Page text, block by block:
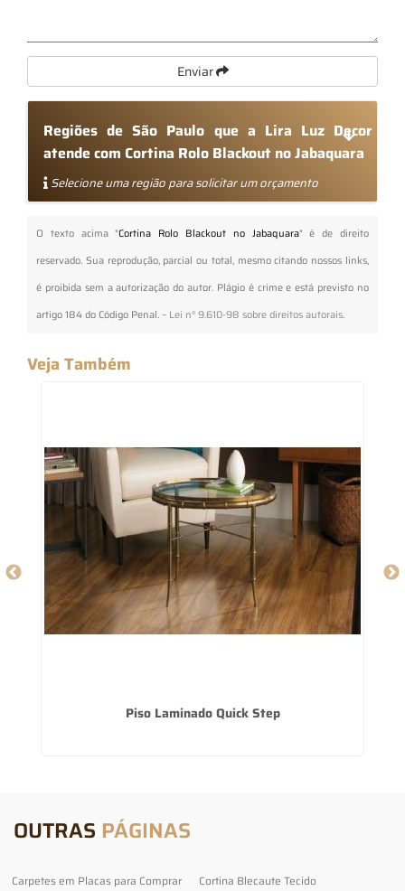
Enviar
Regiões de São Paulo que a Lira Luz Decor
atende com Cortina Rolo Blackout no Jabaquara
Selecione uma região para solicitar um orçamento
O texto acima "Cortina Rolo Blackout no Jabaquara" é de direito
reservado. Sua reprodução, parcial ou total, mesmo citando nossos links,
é proibida sem a autorização do autor. Plágio é crime e está previsto no
artigo 184 do Código Penal. – Lei n° 9.610-98 sobre direitos autorais.
Veja Também
Piso Laminado Quick Step
OUTRAS PÁGINAS
Carpetes em Placas para Comprar
Cortina Blecaute Tecido